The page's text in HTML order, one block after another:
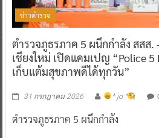
ข่าวตำรวจ
ตำรวจภูธรภาค 5 ผนึกกำลัง สสส.
เชียงใหม่ เปิดแคมเปญ “Police 5
เก็บแต้มสุขภาพดีได้ทุกวัน”
31 กรกฎาคม 2026 ^ jo ^
ตำรวจภูธรภาค 5 ผนึกกำลัง